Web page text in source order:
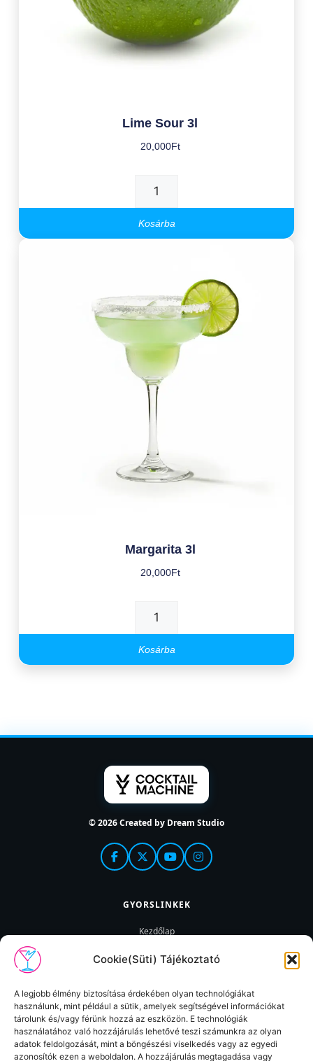
Cookie(Süti) Tájékoztató
A legjobb élmény biztosítása érdekében olyan technológiákat
használunk, mint például a sütik, amelyek segítségével információkat
tárolunk és/vagy férünk hozzá az eszközön. E technológiák
használatához való hozzájárulás lehetővé teszi számunkra az olyan
adatok feldolgozását, mint a böngészési viselkedés vagy az egyedi
azonosítók ezen a weboldalon. A hozzájárulás megtagadása vagy
Lime Sour 3l
20,000Ft
Kosárba
Margarita 3l
20,000Ft
Kosárba
© 2026 Created by Dream Studio
GYORSLINKEK
Kezdőlap
Visszaküldés
Webshop
DOKUMENTUMOK